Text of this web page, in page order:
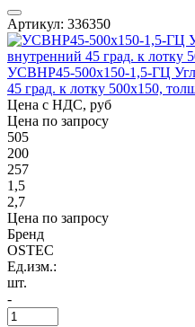
Артикул: 336350
УСВНР45-500х150-1,5-ГЦ
45 град. к лотку 500х150,
Цена с НДС, руб
Цена по запросу
505
200
257
1,5
2,7
Цена по запросу
Бренд
OSTEC
Ед.изм.:
шт.
-